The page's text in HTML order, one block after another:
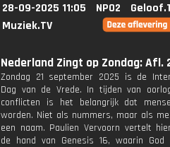
28-09-2025 11:05 NPO2
Muziek.TV
Nederland Zingt op Zondag: Afl.
Zondag 21 september 2025 is de
Dag van de Vrede. In tijden van
conflicten is het belangrijk dat
worden. Niet als nummers, maar als
een naam. Paulien Vervoorn vertelt
de hand van Genesis 16, waarin